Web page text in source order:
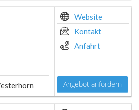
Website
Kontakt
Anfahrt
Angebot anfordern